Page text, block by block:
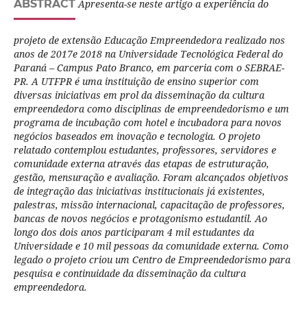
ABSTRACT Apresenta-se neste artigo a experiência do
projeto de extensão Educação Empreendedora realizado nos
anos de 2017e 2018 na Universidade Tecnológica Federal do
Paraná – Campus Pato Branco, em parceria com o SEBRAE-
PR. A UTFPR é uma instituição de ensino superior com
diversas iniciativas em prol da disseminação da cultura
empreendedora como disciplinas de empreendedorismo e um
programa de incubação com hotel e incubadora para novos
negócios baseados em inovação e tecnologia. O projeto
relatado contemplou estudantes, professores, servidores e
comunidade externa através das etapas de estruturação,
gestão, mensuração e avaliação. Foram alcançados objetivos
de integração das iniciativas institucionais já existentes,
palestras, missão internacional, capacitação de professores,
bancas de novos negócios e protagonismo estudantil. Ao
longo dos dois anos participaram 4 mil estudantes da
Universidade e 10 mil pessoas da comunidade externa. Como
legado o projeto criou um Centro de Empreendedorismo para
pesquisa e continuidade da disseminação da cultura
empreendedora.